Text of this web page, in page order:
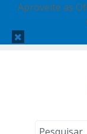
Aproveite as